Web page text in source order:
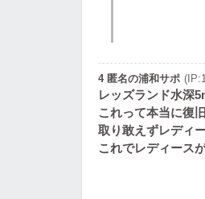
4 匿名の浦和サポ
レッズランド水深
これって本当に復
取り敢えずレディ
これでレディース